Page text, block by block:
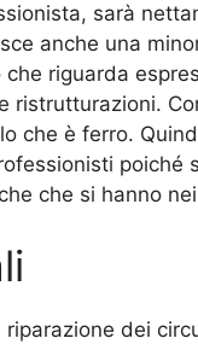
sarà
anche una
che riguarda
ristrutturazioni.
che è ferro.
poiché
che si hanno
dei